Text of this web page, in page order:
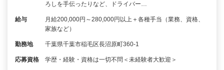
ろしを手伝ったりなど、ドライバー…
給与
月給200,000円～280,000円以上＋各種手当（業務、資格、
家族など）
勤務地 千葉県千葉市稲毛区長沼原町360-1
応募資格 学歴・経験・資格は一切不問＜未経験者大歓迎＞